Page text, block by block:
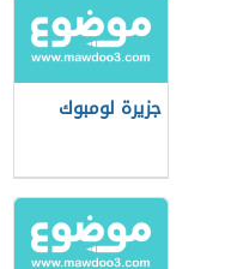
جزيرة لومبوك